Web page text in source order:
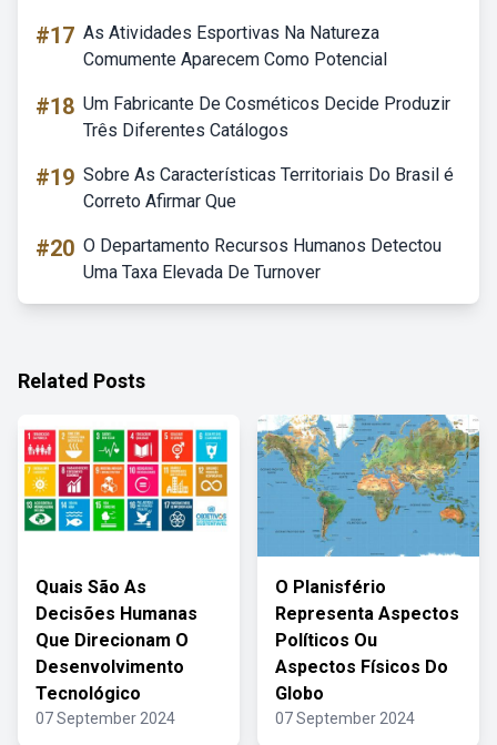
#17 As Atividades Esportivas Na Natureza
Comumente Aparecem Como Potencial
#18 Um Fabricante De Cosméticos Decide Produzir
Três Diferentes Catálogos
#19 Sobre As Características Territoriais Do Brasil é
Correto Afirmar Que
#20 O Departamento Recursos Humanos Detectou
Uma Taxa Elevada De Turnover
Related Posts
Quais São As
Decisões Humanas
Que Direcionam O
Desenvolvimento
Tecnológico
07 September 2024
O Planisfério
Representa Aspectos
Políticos Ou
Aspectos Físicos Do
Globo
07 September 2024